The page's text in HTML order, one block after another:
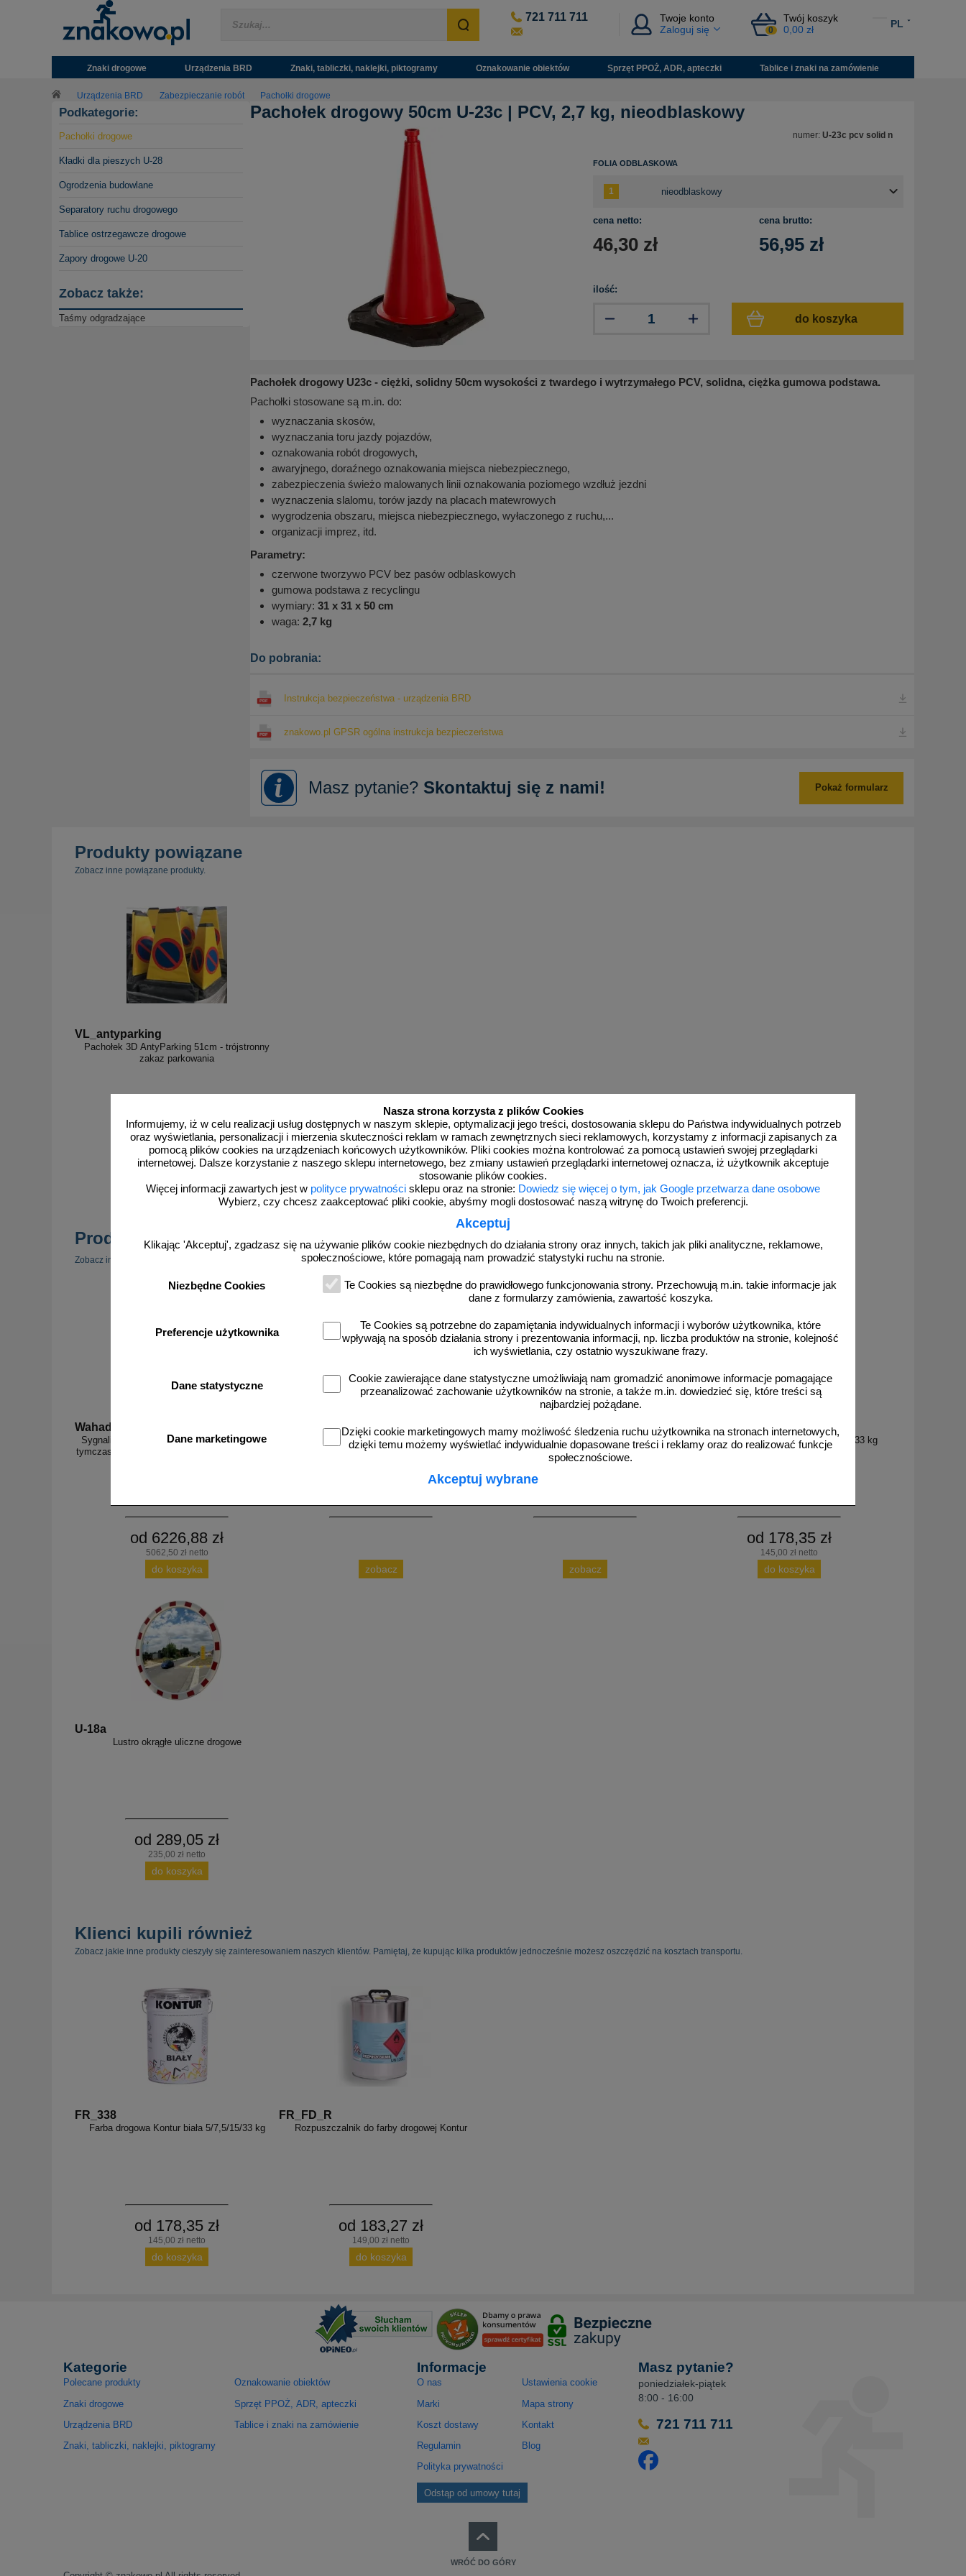
Nasza strona korzysta z plików Cookies
Informujemy, iż w celu realizacji usług dostępnych w naszym sklepie, optymalizacji jego treści, dostosowania sklepu do Państwa indywidualnych potrzeb
oraz wyświetlania, personalizacji i mierzenia skuteczności reklam w ramach zewnętrznych sieci reklamowych, korzystamy z informacji zapisanych za
pomocą plików cookies na urządzeniach końcowych użytkowników. Pliki cookies można kontrolować za pomocą ustawień swojej przeglądarki
internetowej. Dalsze korzystanie z naszego sklepu internetowego, bez zmiany ustawień przeglądarki internetowej oznacza, iż użytkownik akceptuje
stosowanie plików cookies.
Więcej informacji zawartych jest w polityce prywatności sklepu oraz na stronie: Dowiedz się więcej o tym, jak Google przetwarza dane osobowe
Wybierz, czy chcesz zaakceptować pliki cookie, abyśmy mogli dostosować naszą witrynę do Twoich preferencji.
Akceptuj
Klikając 'Akceptuj', zgadzasz się na używanie plików cookie niezbędnych do działania strony oraz innych, takich jak pliki analityczne, reklamowe,
społecznościowe, które pomagają nam prowadzić statystyki ruchu na stronie.
Niezbędne Cookies
Te Cookies są niezbędne do prawidłowego funkcjonowania strony. Przechowują m.in. takie informacje jak
dane z formularzy zamówienia, zawartość koszyka.
Preferencje użytkownika
Te Cookies są potrzebne do zapamiętania indywidualnych informacji i wyborów użytkownika, które
wpływają na sposób działania strony i prezentowania informacji, np. liczba produktów na stronie, kolejność
ich wyświetlania, czy ostatnio wyszukiwane frazy.
Dane statystyczne
Cookie zawierające dane statystyczne umożliwiają nam gromadzić anonimowe informacje pomagające
przeanalizować zachowanie użytkowników na stronie, a także m.in. dowiedzieć się, które treści są
najbardziej pożądane.
Dane marketingowe
Dzięki cookie marketingowych mamy możliwość śledzenia ruchu użytkownika na stronach internetowych,
dzięki temu możemy wyświetlać indywidualnie dopasowane treści i reklamy oraz do realizować funkcje
społecznościowe.
Akceptuj wybrane
721 711 711
Twoje konto
Zaloguj się
Twój koszyk
0 0,00 zł
PL
Znaki drogowe Urządzenia BRD Znaki, tabliczki, naklejki, piktogramy Oznakowanie obiektów Sprzęt PPOŻ, ADR, apteczki Tablice i znaki na zamówienie
Urządzenia BRD Zabezpieczanie robót Pachołki drogowe
Podkategorie:
Pachołki drogowe
Kładki dla pieszych U-28
Ogrodzenia budowlane
Separatory ruchu drogowego
Tablice ostrzegawcze drogowe
Zapory drogowe U-20
Zobacz także:
Taśmy odgradzające
Pachołek drogowy 50cm U-23c | PCV, 2,7 kg, nieodblaskowy
numer: U-23c pcv solid n
FOLIA ODBLASKOWA
cena netto:
46,30 zł
cena brutto:
56,95 zł
ilość:
do koszyka
Pachołek drogowy U23c - ciężki, solidny 50cm wysokości z twardego i wytrzymałego PCV, solidna, ciężka gumowa podstawa.
Pachołki stosowane są m.in. do:
wyznaczania skosów,
wyznaczania toru jazdy pojazdów,
oznakowania robót drogowych,
awaryjnego, doraźnego oznakowania miejsca niebezpiecznego,
zabezpieczenia świeżo malowanych linii oznakowania poziomego wzdłuż jezdni
wyznaczenia slalomu, torów jazdy na placach matewrowych
wygrodzenia obszaru, miejsca niebezpiecznego, wyłaczonego z ruchu,...
organizacji imprez, itd.
Parametry:
czerwone tworzywo PCV bez pasów odblaskowych
gumowa podstawa z recyclingu
wymiary: 31 x 31 x 50 cm
waga: 2,7 kg
Do pobrania:
Instrukcja bezpieczeństwa - urządzenia BRD
znakowo.pl GPSR ogólna instrukcja bezpieczeństwa
Masz pytanie? Skontaktuj się z nami! Pokaż formularz
Produkty powiązane
Zobacz inne powiązane produkty.
VL_antyparking
Pachołek 3D AntyParking 51cm - trójstronny
zakaz parkowania
Produkty popularne
Zobacz inne popularne produkty w tej kategorii. zobacz więcej
Wahadlo 20 min
Sygnalizacja świetlna drogowa z minutnikiem,
tymczasowa, LED, bezprzewodowa, wahadłowa,
od 6226,88 zł
5062,50 zł netto
do koszyka
3D_MP-DP1
Radarowy wyświetlacz prędkości, radar drogowy
MP-DP1
zobacz
3D_MP-DP6
Radarowy wyświetlacz prędkości, radar drogowy
MP-DP6
zobacz
FR_338
Farba drogowa Kontur biała 5/7,5/15/33 kg
od 178,35 zł
145,00 zł netto
do koszyka
U-18a
Lustro okrągłe uliczne drogowe
od 289,05 zł
235,00 zł netto
do koszyka
Klienci kupili również
Zobacz jakie inne produkty cieszyły się zainteresowaniem naszych klientów. Pamiętaj, że kupując kilka produktów jednocześnie możesz oszczędzić na kosztach transportu.
FR_338
Farba drogowa Kontur biała 5/7,5/15/33 kg
od 178,35 zł
145,00 zł netto
do koszyka
FR_FD_R
Rozpuszczalnik do farby drogowej Kontur
od 183,27 zł
149,00 zł netto
do koszyka
Kategorie
Polecane produkty
Znaki drogowe
Urządzenia BRD
Znaki, tabliczki, naklejki, piktogramy
Oznakowanie obiektów
Sprzęt PPOŻ, ADR, apteczki
Tablice i znaki na zamówienie
Informacje
O nas
Marki
Koszt dostawy
Regulamin
Polityka prywatności
Ustawienia cookie
Mapa strony
Kontakt
Blog
Odstąp od umowy tutaj
Masz pytanie?
poniedziałek-piątek
8:00 - 16:00
721 711 711
Odwiedź nasz profil na Facebooku
WRÓĆ DO GÓRY